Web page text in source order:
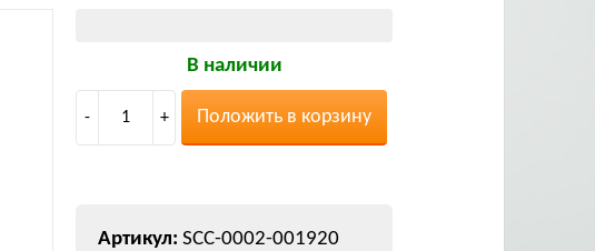
В наличии
- 1 + Положить в корзину
SCC-0002-001920